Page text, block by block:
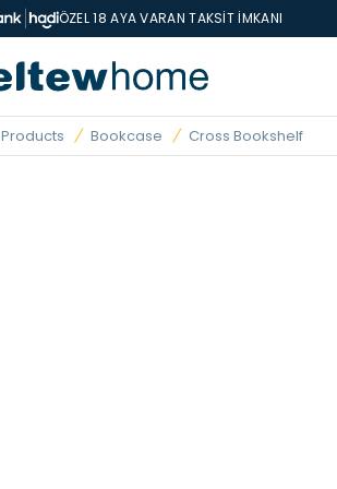
ÖZEL 18 AYA VARAN TAKSİT İMKANI
Products Bookcase Cross Bookshelf